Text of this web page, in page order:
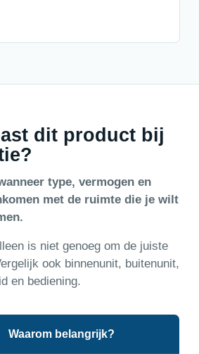
dit product bij
type, vermogen en
met de ruimte die je wilt
is niet genoeg om de juiste
ook binnenunit, buitenunit,
en bediening.
Waarom belangrijk?